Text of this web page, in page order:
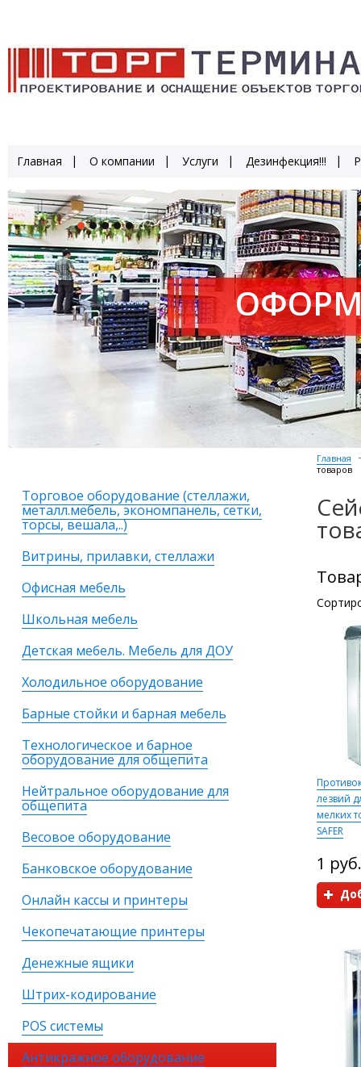
Главная О компании Услуги Дезинфекция!!!
Торговое оборудование (стеллажи,
металл.мебель, экономпанель, сетки,
торсы, вешала,..)
Витрины, прилавки, стеллажи
Офисная мебель
Школьная мебель
Детская мебель. Мебель для ДОУ
Холодильное оборудование
Барные стойки и барная мебель
Технологическое и барное
оборудование для общепита
Нейтральное оборудование для
общепита
Весовое оборудование
Банковское оборудование
Онлайн кассы и принтеры
Чекопечатающие принтеры
Денежные ящики
Штрих-кодирование
POS системы
Антикражное оборудование
Главная
товаров
лезвий
мелких
SAFER
1